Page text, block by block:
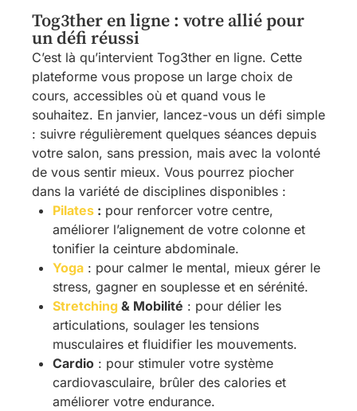
Tog3ther en ligne : votre allié pour
un défi réussi
C’est là qu’intervient Tog3ther en ligne. Cette
plateforme vous propose un large choix de
cours, accessibles où et quand vous le
souhaitez. En janvier, lancez-vous un défi simple
: suivre régulièrement quelques séances depuis
votre salon, sans pression, mais avec la volonté
de vous sentir mieux. Vous pourrez piocher
dans la variété de disciplines disponibles :
Pilates : pour renforcer votre centre,
améliorer l’alignement de votre colonne et
tonifier la ceinture abdominale.
Yoga : pour calmer le mental, mieux gérer le
stress, gagner en souplesse et en sérénité.
Stretching & Mobilité : pour délier les
articulations, soulager les tensions
musculaires et fluidifier les mouvements.
Cardio : pour stimuler votre système
cardiovasculaire, brûler des calories et
améliorer votre endurance.